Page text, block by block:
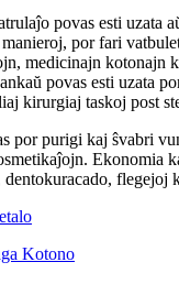
povas esti uzata
por fari
medicinajn kotonajn
povas esti uzata
kirurgiaj taskoj post
por purigi kaj ŝvabri
Ekonomia
flegejoj